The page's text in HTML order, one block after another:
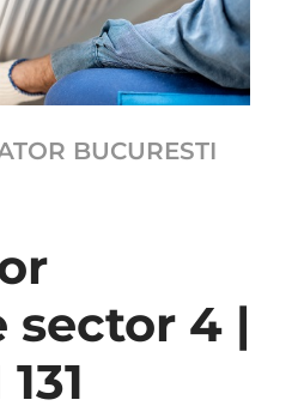
BUCURESTI
sector 4 |